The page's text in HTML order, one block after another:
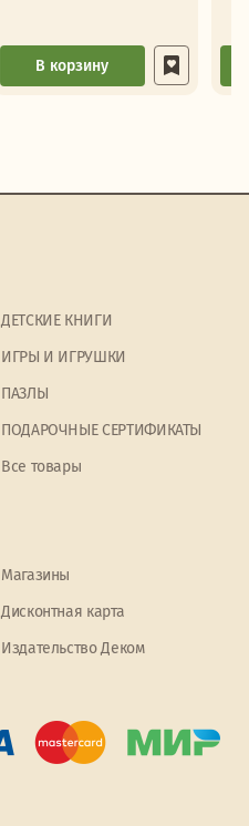
В корзину
ДЕТСКИЕ КНИГИ
ИГРЫ И ИГРУШКИ
ПАЗЛЫ
ПОДАРОЧНЫЕ СЕРТИФИКАТЫ
Все товары
Магазины
Дисконтная карта
Издательство Деком